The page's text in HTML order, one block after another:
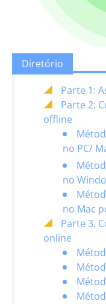
Diretório
Parte 1:
Parte 2:
offline
no PC/
no
no Mac
Parte 3.
online